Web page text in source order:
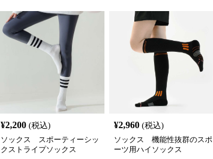
¥2,200 (税込)
ソックス スポーティーシッ
クストライプソックス
¥2,960 (税込)
ソックス 機能性抜群のスポ
ーツ用ハイソックス